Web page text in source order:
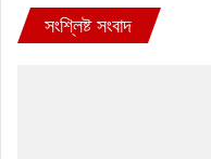
সংশ্লিষ্ট সংবাদ